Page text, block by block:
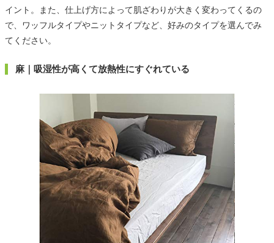
イント。また、仕上げ方によって肌ざわりが大きく変わってくるの
で、ワッフルタイプやニットタイプなど、好みのタイプを選んでみ
てください。
麻｜吸湿性が高くて放熱性にすぐれている